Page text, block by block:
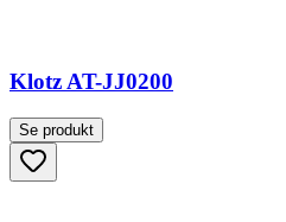
Klotz AT-JJ0200
Se produkt